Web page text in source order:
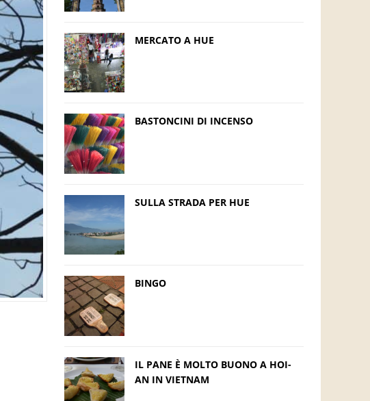
MERCATO A HUE
BASTONCINI DI INCENSO
SULLA STRADA PER HUE
BINGO
IL PANE È MOLTO BUONO A HOI-
AN IN VIETNAM